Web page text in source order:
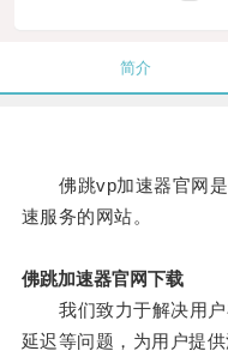
简介
佛跳vp加速器官网是
速服务的网站。
佛跳加速器官网下载
我们致力于解决用户
延迟等问题，为用户提